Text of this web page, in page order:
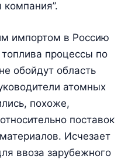
компания”.
импортом в Россию
процессы по
обойдут область
атомных
похоже,
поставок
Исчезает
ввоза зарубежного